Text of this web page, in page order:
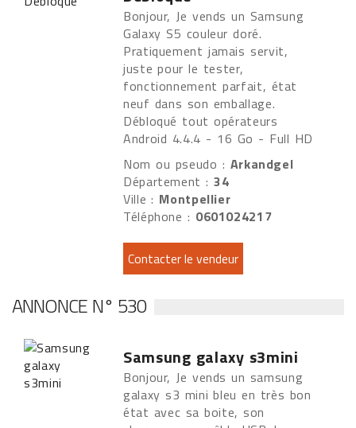
Bonjour, Je vends un Samsung
Galaxy S5 couleur doré.
Pratiquement jamais servit,
juste pour le tester,
fonctionnement parfait, état
neuf dans son emballage.
Débloqué tout opérateurs
Android 4.4.4 - 16 Go - Full HD
Nom ou pseudo : Arkandgel
Département :34
Ville : Montpellier
Téléphone : 0601024217
ANNONCE N° 530
Samsung galaxy s3mini
Bonjour, Je vends un samsung
galaxy s3 mini bleu en très bon
état avec sa boite, son